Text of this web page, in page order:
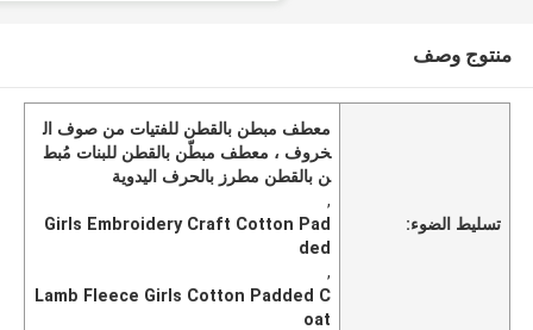
منتوج وصف
تسليط الضوء:
معطف مبطن بالقطن للفتيات من صوف ال
خروف ، معطف مبطّن بالقطن للبنات مُبط
ن بالقطن مطرز بالحرف اليدوية
,
Girls Embroidery Craft Cotton Pad
ded
,
Lamb Fleece Girls Cotton Padded C
oat